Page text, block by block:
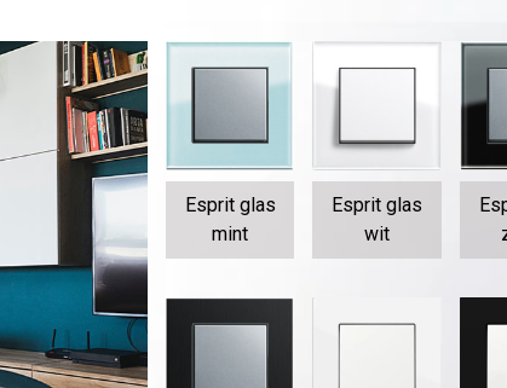
Esprit glas
mint
Esprit glas
wit